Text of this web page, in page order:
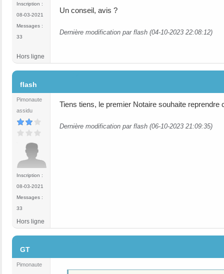
Inscription :
08-03-2021
Messages :
33
Un conseil, avis ?
Dernière modification par flash (04-10-2023 22:08:12)
Hors ligne
flash
Pimonaute
assidu
Inscription :
08-03-2021
Messages :
33
Tiens tiens, le premier Notaire souhaite reprendre
Dernière modification par flash (06-10-2023 21:09:35)
Hors ligne
GT
Pimonaute